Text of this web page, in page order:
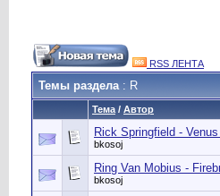
RSS ЛЕНТА
Темы раздела: R
Тема / Автор
Rick Springfield -
bkosoj
Ring Van Mobius -
bkosoj